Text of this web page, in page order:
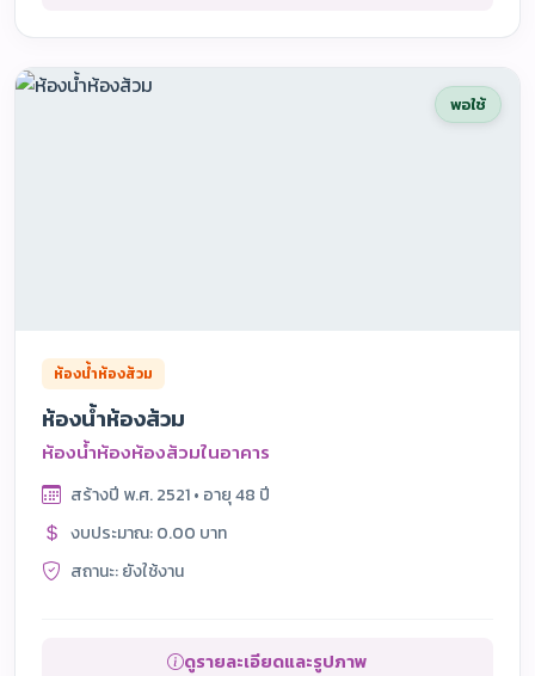
พอใช้
ห้องน้ำห้องส้วม
ห้องน้ำห้องส้วม
ห้องน้ำห้องห้องส้วมในอาคาร
สร้างปี พ.ศ. 2521 • อายุ 48 ปี
งบประมาณ: 0.00 บาท
สถานะ: ยังใช้งาน
ดูรายละเอียดและรูปภาพ